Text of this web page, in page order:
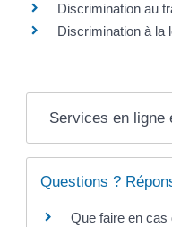
Discrimination au
Discrimination à la
Services en ligne
Questions ?
Que faire en cas
– mariage –